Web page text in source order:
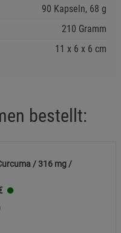
90 Kapseln, 68 g
210 Gramm
11 6 6 cm
bestellt:
/ 316 mg /